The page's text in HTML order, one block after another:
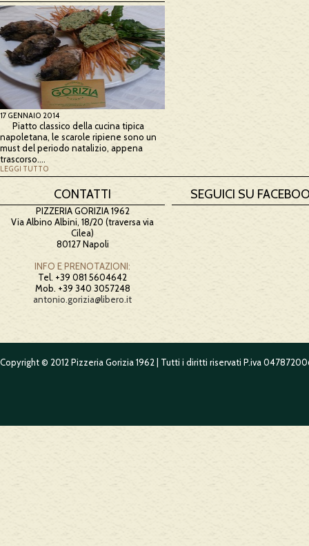
17 GENNAIO 2014
Piatto classico della cucina tipica
napoletana, le scarole ripiene sono un
must del periodo natalizio, appena
trascorso….
LEGGI TUTTO
CONTATTI
PIZZERIA GORIZIA 1962
Via Albino Albini, 18/20 (traversa via
Cilea)
80127 Napoli
INFO E PRENOTAZIONI:
Tel. +39 081 5604642
Mob. +39 340 3057248
antonio.gorizia@libero.it
SEGUICI SU
Copyright © 2012 Pizzeria Gorizia 1962 | Tutti i diritti riservati P.iva